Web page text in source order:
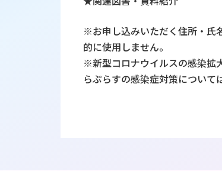
※お申し込みいただく住所・氏
的に使用しません。
※新型コロナウイルスの感染拡
らぷらすの感染症対策について